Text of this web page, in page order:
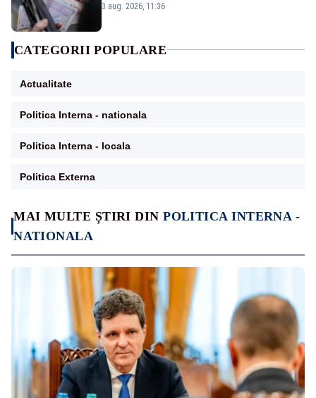
MAI MULTE ȘTIRI DINPOLITICA INTERNA -
NATIONALA
3 aug. 2026, 11:36
CATEGORII POPULARE
Actualitate
Politica Interna - nationala
Politica Interna - locala
Politica Externa